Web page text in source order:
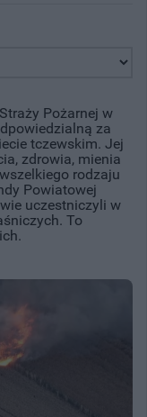
Pożarnej w
za
tczewskim. Jej
zdrowia, mienia
rodzaju
Powiatowej
uczestniczyli w
To